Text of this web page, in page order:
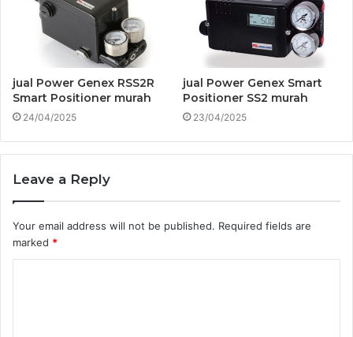
jual Power Genex RSS2R
Smart Positioner murah
24/04/2025
jual Power Genex Smart
Positioner SS2 murah
23/04/2025
Leave a Reply
Your email address will not be published. Required fields are
marked *